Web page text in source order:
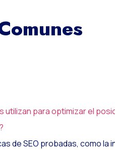
utilizan para optimizar el
de SEO probadas, como la